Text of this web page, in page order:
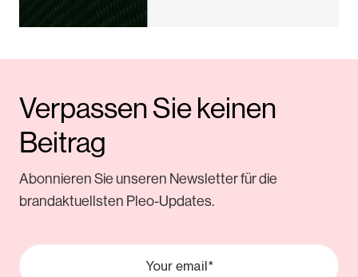
Verpassen Sie keinen
Beitrag
Abonnieren Sie unseren Newsletter für die
brandaktuellsten Pleo-Updates.